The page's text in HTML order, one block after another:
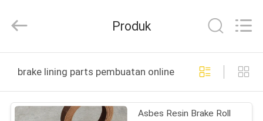
PRODUK
Reserved.
Produk
brake lining parts pembuatan online
Asbes Resin Brake Roll